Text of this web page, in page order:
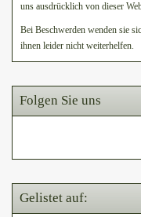
uns ausdrücklich von dieser
Bei Beschwerden wenden sie
ihnen leider nicht weiterhelfen.
Folgen Sie uns
Gelistet auf: